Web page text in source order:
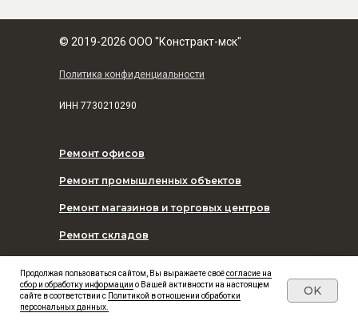
© 2019-2026 ООО "Констракт-мск"
Политика конфиденциальности
ИНН 7730210290
Ремонт офисов
Ремонт промышленных объектов
Ремонт магазинов и торговых центров
Ремонт складов
Ремонт салонов красоты, спа-комплексов
Продолжая пользоваться сайтом, Вы выражаете своёсогласие на
сбор и обработку информации о Вашей активности на настоящем
сайте в соответствии с Политикой в отношении обработки
персональных данных.
OK